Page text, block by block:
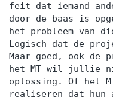
feit dat iemand
door de baas is
het probleem van
Logisch dat de
Maar goed, ook de
het MT wil jullie
oplossing. Of het
realiseren dat hun